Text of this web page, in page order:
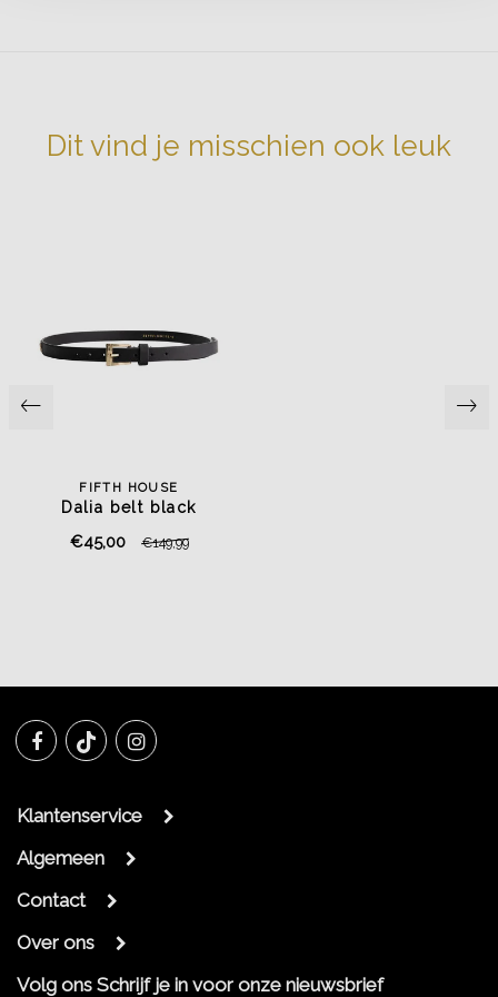
Dit vind je misschien ook leuk
FIFTH HOUSE
Dalia belt black
€45,00 €149,99
Klantenservice
Algemeen
Contact
Over ons
Volg ons Schrijf je in voor onze nieuwsbrief